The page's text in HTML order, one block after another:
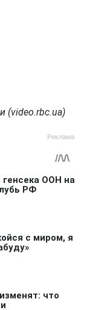
(video.rbc.ua)